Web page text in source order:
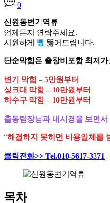
0
신원동변기역류
언제든지 연락주세요.
시원하게 뻥 뚫어드립니다.
단순막힘은 출장비포함 최저
변기 막힘 – 5만원부터
싱크대 막힘 – 10만원부터
하수구 막힘 – 10만원부터
출동팀장님과 내시경을 보면
“해결하지 못하면 비용일체를
클릭전화>> Tel.010-5617-3371
목차